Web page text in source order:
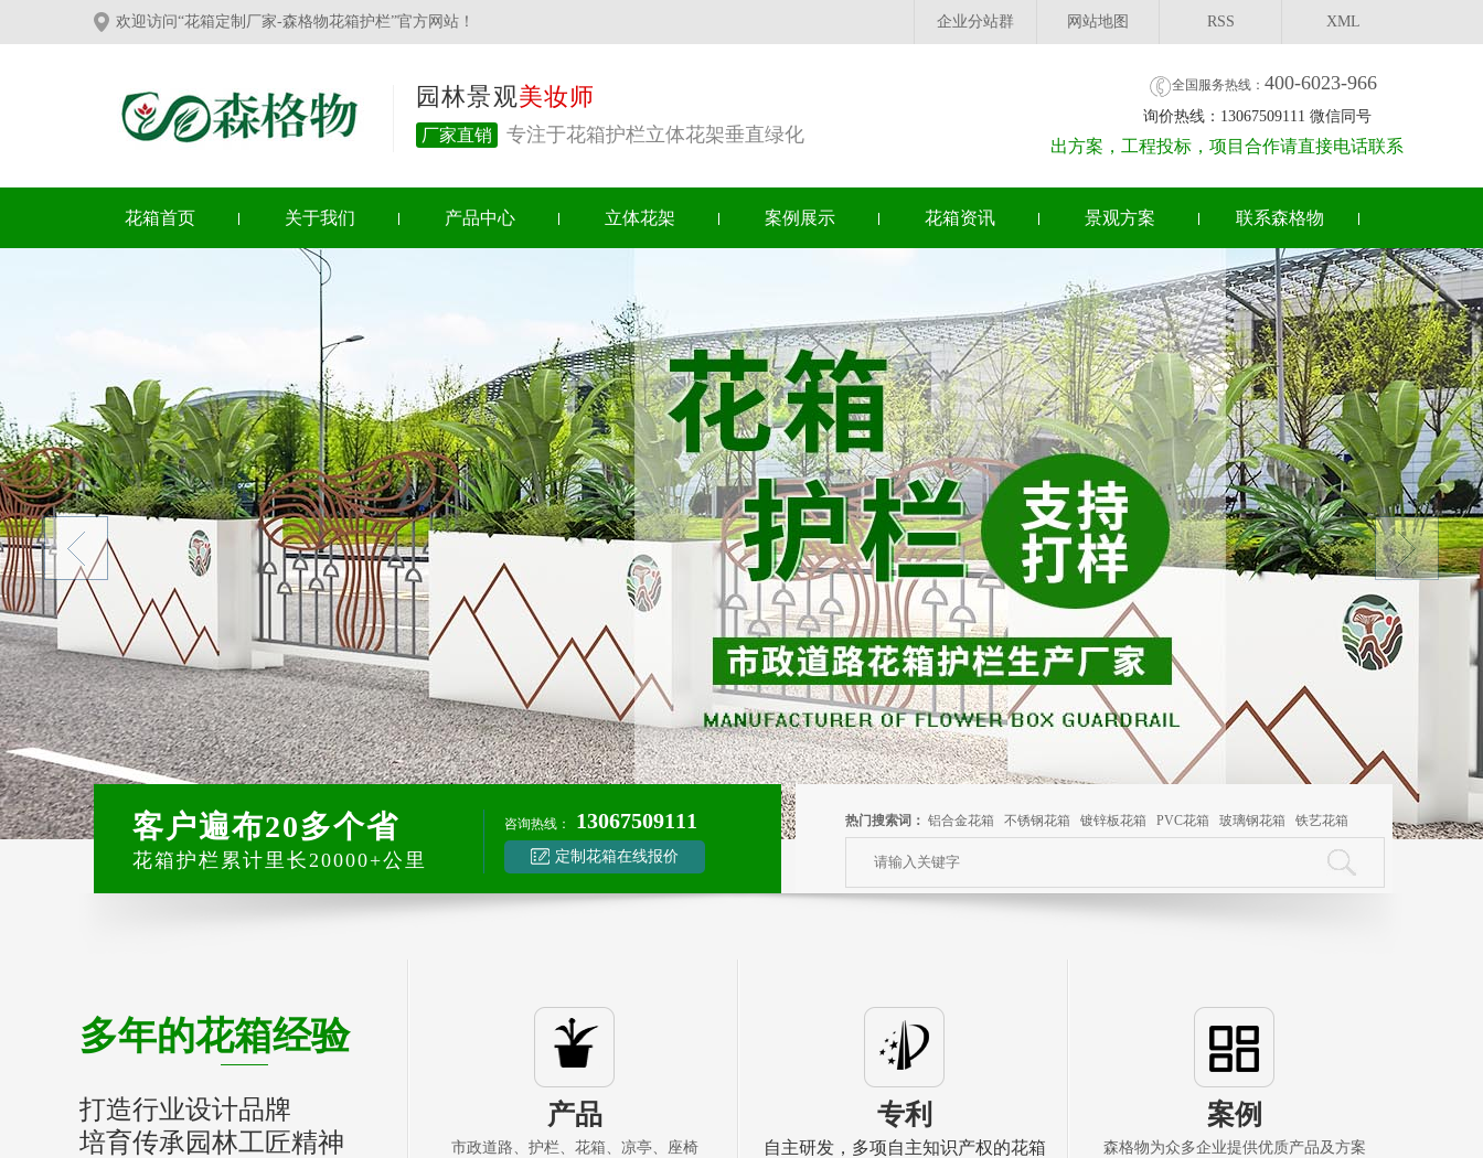
欢迎访问“花箱定制厂家-森格物花箱护栏”官方网站！ 企业分站群 网站地图 RSS XML
园林景观美妆师
厂家直销 专注于花箱护栏立体花架垂直绿化
全国服务热线： 400-6023-966
询价热线：13067509111 微信同号
出方案，工程投标，项目合作请直接电话联系
花箱首页 关于我们 产品中心 立体花架 案例展示 花箱资讯 景观方案 联系森格物
客户遍布20多个省
花箱护栏累计里长20000+公里
咨询热线： 13067509111
定制花箱在线报价
热门搜索词： 铝合金花箱 不锈钢花箱 镀锌板花箱 PVC花箱 玻璃钢花箱 铁艺花箱
多年的花箱经验
打造行业设计品牌
培育传承园林工匠精神
产品
市政道路、护栏、花箱、凉亭、座椅
专利
自主研发，多项自主知识产权的花箱
案例
森格物为众多企业提供优质产品及方案